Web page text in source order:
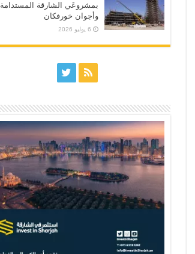
بمشروعَي الشارقة المستدامة
وأجوان خورفكان
6 يوليو 2026